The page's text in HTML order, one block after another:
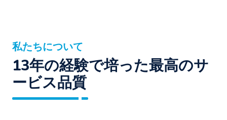
私たちについて
13年の経験で培った最高のサ
ービス品質